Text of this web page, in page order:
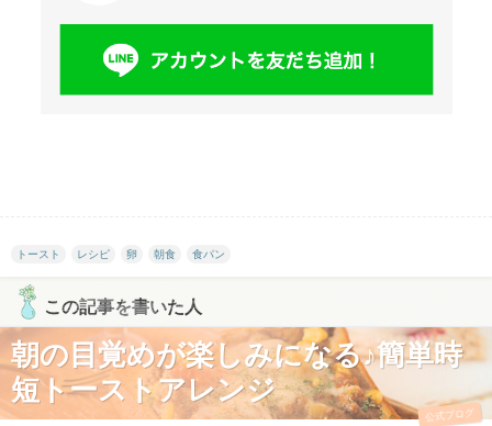
トースト レシピ 卵 朝食 食パン
この記事を書いた人
朝の目覚めが楽しみになる♪簡単時
短トーストアレンジ
公式ブログ